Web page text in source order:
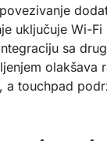
uključuje Wi-Fi
sa
olakšava
a touchpad